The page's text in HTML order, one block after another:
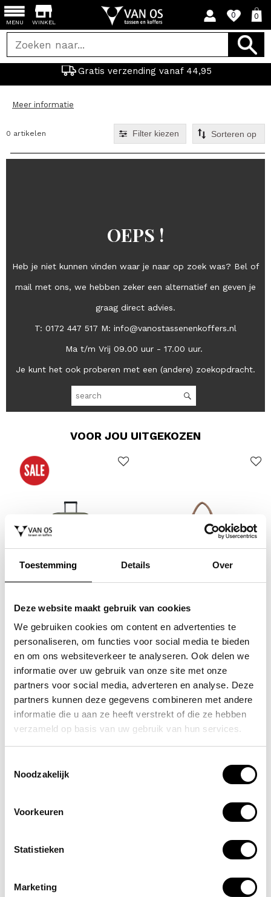
Toestemming Details Over
Deze website maakt gebruik van cookies
We gebruiken cookies om content en advertenties te
personaliseren, om functies voor social media te bieden
en om ons websiteverkeer te analyseren. Ook delen we
informatie over uw gebruik van onze site met onze
partners voor social media, adverteren en analyse. Deze
partners kunnen deze gegevens combineren met andere
informatie die u aan ze heeft verstrekt of die ze hebben
verzameld op basis van uw gebruik van hun services.
Noodzakelijk
Voorkeuren
Statistieken
Marketing
WINKEL
0 0
Gratis verzending vanaf 44,95
MENU
Meer informatie
0 artikelen Filter kiezen
OEPS !
Heb je niet kunnen vinden waar je naar op zoek was? Bel of
mail met ons, we hebben zeker een alternatief en geven je
graag direct advies.
T: 0172 447 517 M: info@vanostassenenkoffers.nl
Ma t/m Vrij 09.00 uur - 17.00 uur.
Je kunt het ook proberen met een (andere) zoekopdracht.
VOOR JOU UITGEKOZEN
koffer / trolley /
reiskoffer 75 cm (large)
s'cure
VAN 249,00VOOR 159,00
grote schoudertas /
handtas dames birina
49,95
POPULAIRE EN BEST VERKOCHT
laptoprugzak / rugtas /
laptoptas / aktetas /